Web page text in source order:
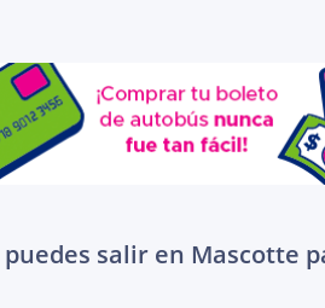
salir en Mascotte